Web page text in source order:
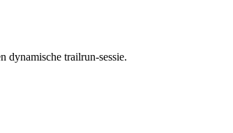
dynamische trailrun-sessie.